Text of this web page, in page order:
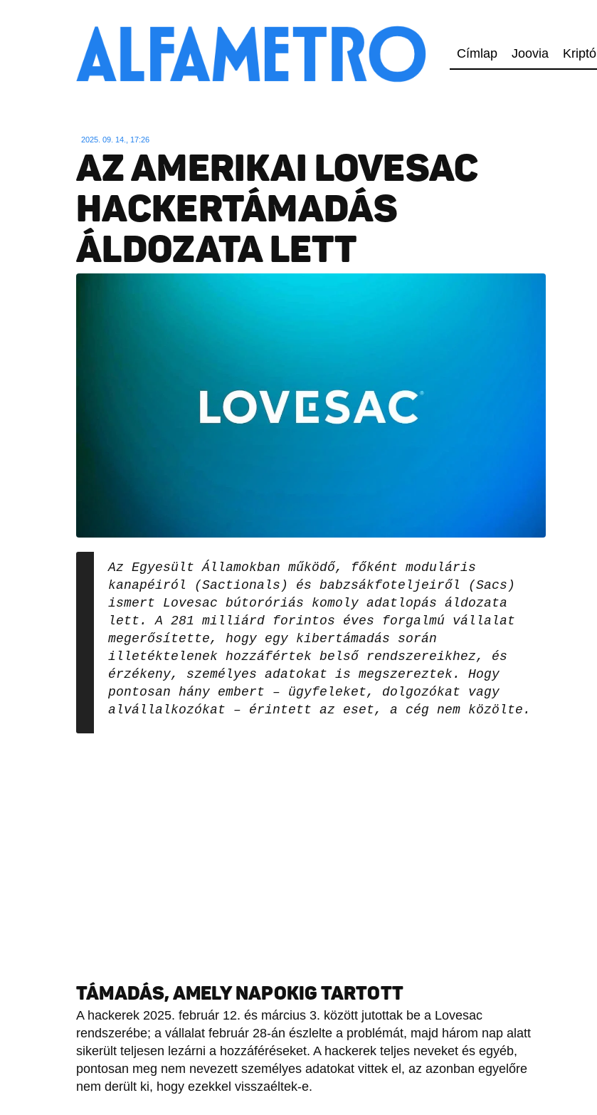
Címlap Joovia Kriptó
2025. 09. 14., 17:26
AZ AMERIKAI LOVESAC
HACKERTÁMADÁS
ÁLDOZATA LETT
Az Egyesült Államokban működő, főként moduláris
kanapéiról (Sactionals) és babzsákfoteljeiről (Sacs)
ismert Lovesac bútoróriás komoly adatlopás áldozata
lett. A 281 milliárd forintos éves forgalmú vállalat
megerősítette, hogy egy kibertámadás során
illetéktelenek hozzáfértek belső rendszereikhez, és
érzékeny, személyes adatokat is megszereztek. Hogy
pontosan hány embert – ügyfeleket, dolgozókat vagy
alvállalkozókat – érintett az eset, a cég nem közölte.
TÁMADÁS, AMELY NAPOKIG TARTOTT
A hackerek 2025. február 12. és március 3. között jutottak be a Lovesac
rendszerébe; a vállalat február 28-án észlelte a problémát, majd három nap alatt
sikerült teljesen lezárni a hozzáféréseket. A hackerek teljes neveket és egyéb,
pontosan meg nem nevezett személyes adatokat vittek el, az azonban egyelőre
nem derült ki, hogy ezekkel visszaéltek-e.